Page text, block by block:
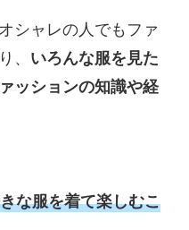
シャレの人でもファ
、 いろんな服を見た
ッションの知識や経
な服を着て楽しむこ